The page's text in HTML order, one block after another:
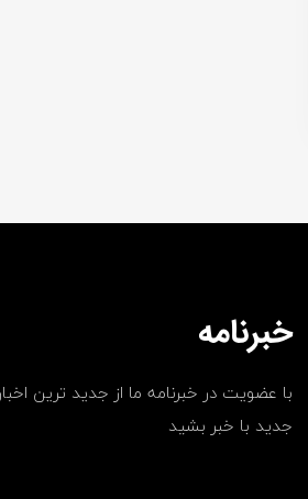
خبرنامه
با عضویت در خبرنامه ما از جدید ترین
جدید با خبر بشید